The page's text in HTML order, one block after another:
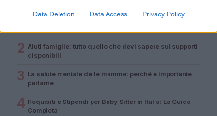
Data Deletion Data Access Privacy Policy
Diritti delle lavoratrici in gravidanza: guida completa e
2 Aiuti famiglie: tutto quello che devi sapere sui supporti
disponibili
3 La salute mentale delle mamme: perché è importante
parlarne
4 Requisiti e Stipendi per Baby Sitter in Italia: La Guida
Completa